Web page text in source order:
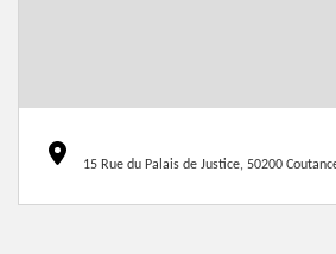
15 Rue du Palais de Justice, 50200